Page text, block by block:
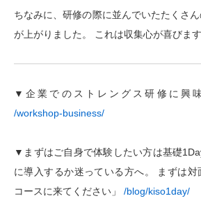
ちなみに、研修の際に並んでいたたくさ
が上がりました。 これは収集心が喜びます
▼企業でのストレングス研修に興
/workshop-business/
▼まずはご自身で体験したい方は基礎
に導入するか迷っている方へ。 まずは
コースに来てください」 /blog/kiso1day/